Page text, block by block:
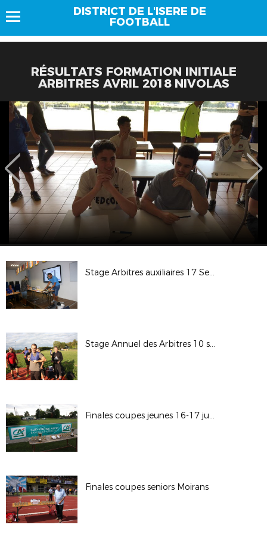
DISTRICT DE L'ISERE DE
FOOTBALL
RÉSULTATS FORMATION INITIALE
ARBITRES AVRIL 2018 NIVOLAS
Stage Arbitres auxiliaires 17 Septembre 2022
Stage Annuel des Arbitres 10 septembre 2022
Finales coupes jeunes 16-17 juin
Finales coupes seniors Moirans